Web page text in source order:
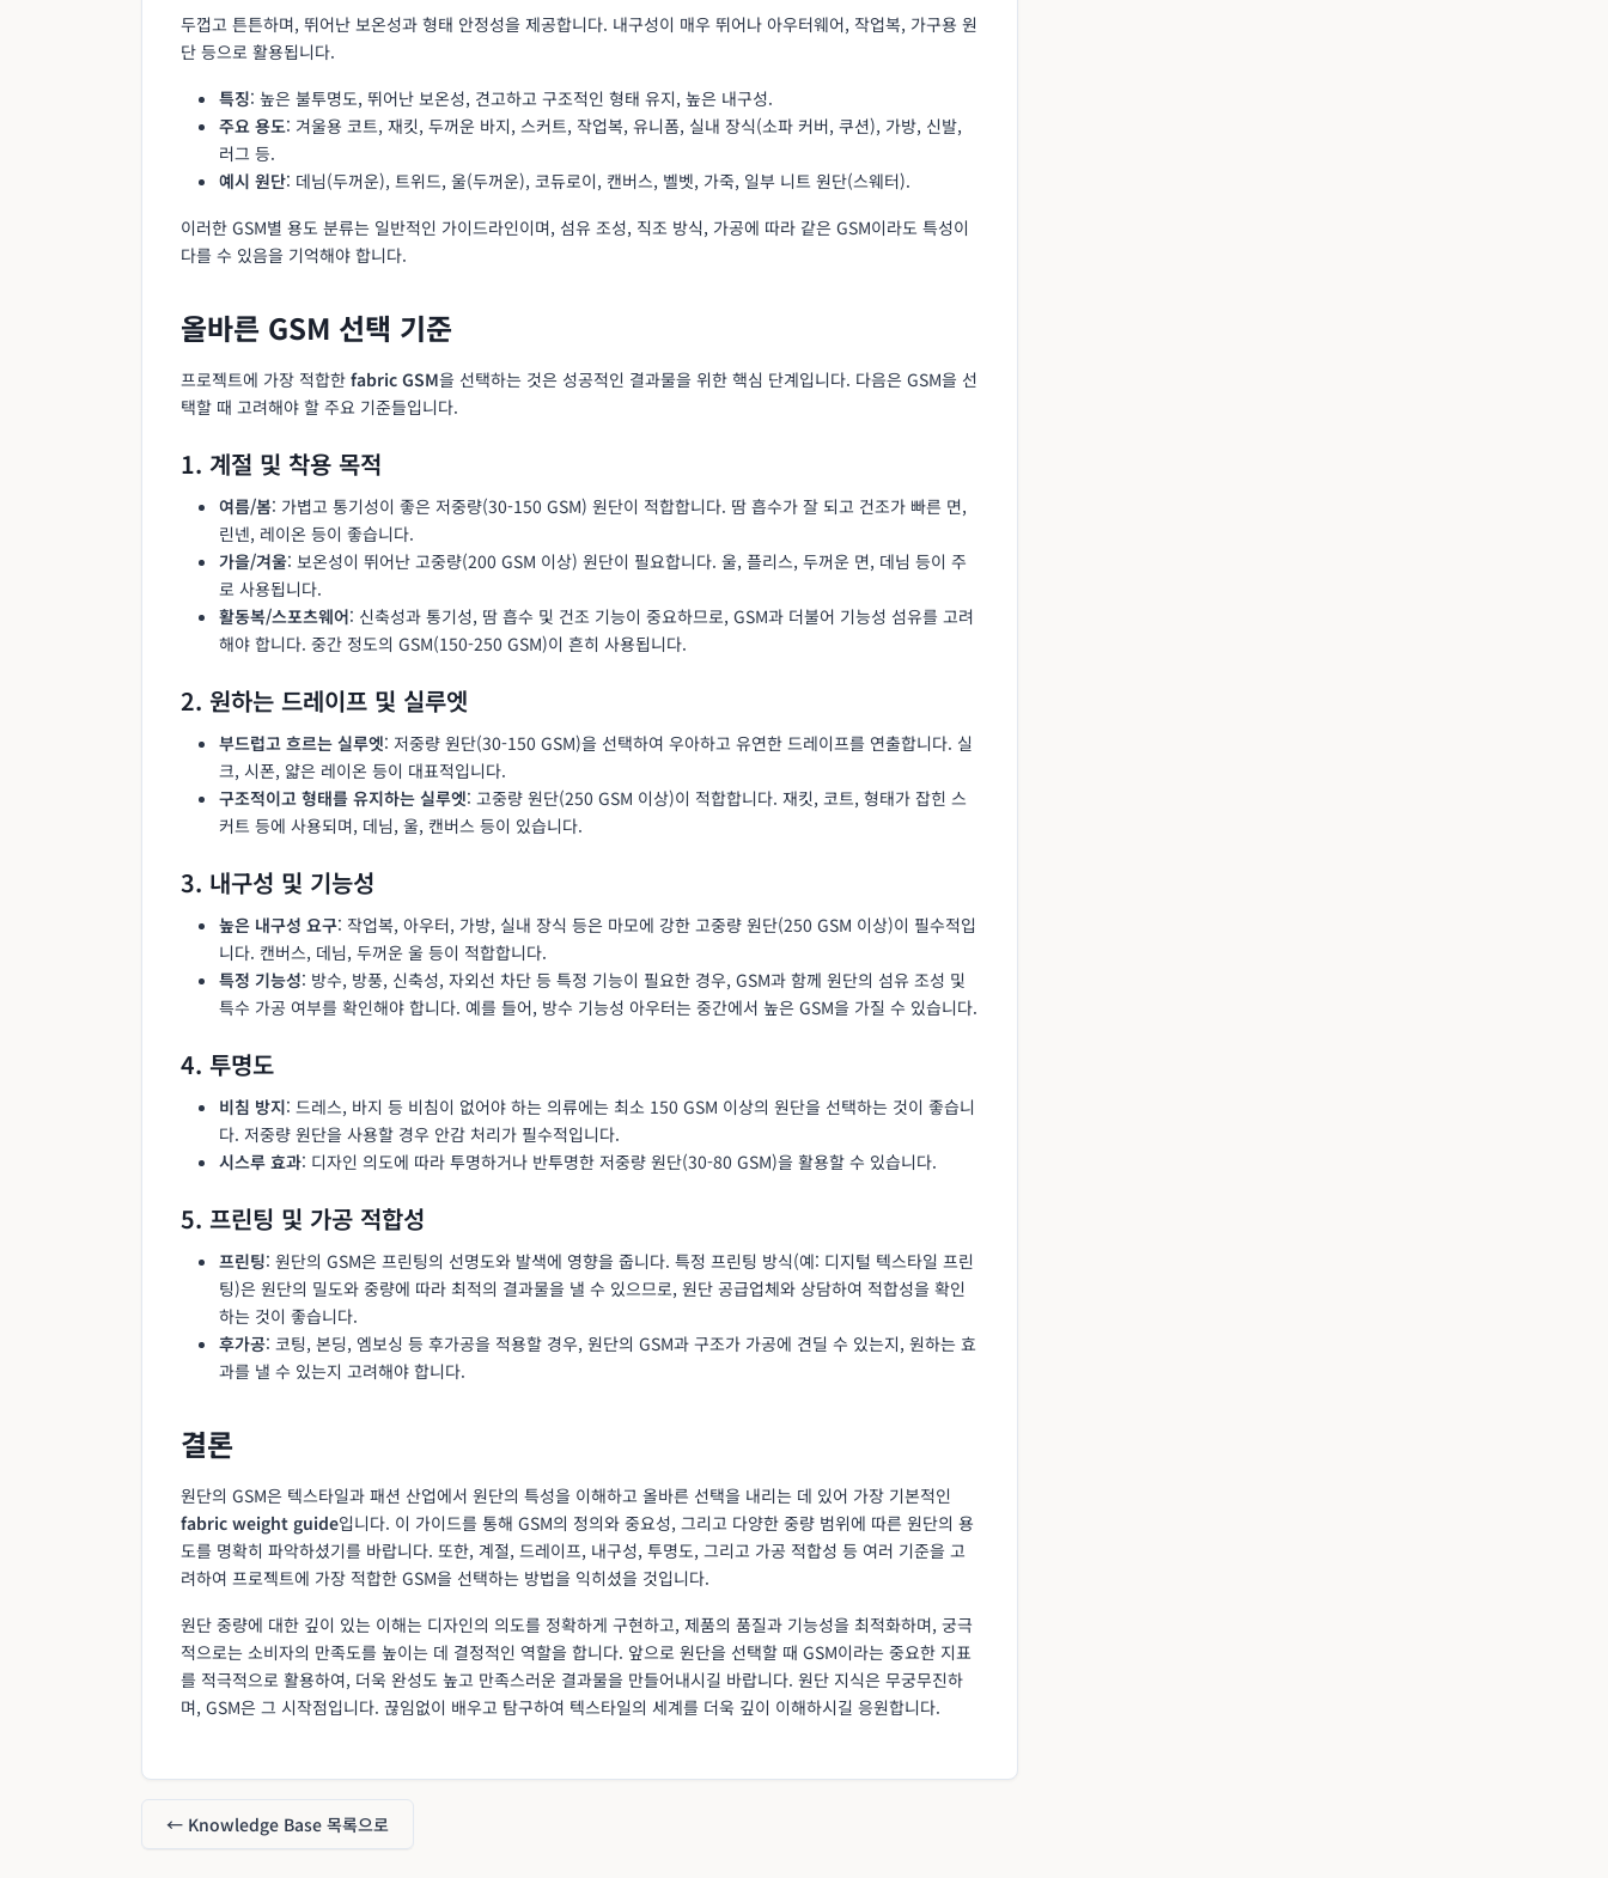
두껍고 튼튼하며, 뛰어난 보온성과 형태 안정성을 제공합니다. 내구성이 매우 뛰어나 아우터웨어, 작업복, 가구용 원
단 등으로 활용됩니다.
특징: 높은 불투명도, 뛰어난 보온성, 견고하고 구조적인 형태 유지, 높은 내구성.
주요 용도: 겨울용 코트, 재킷, 두꺼운 바지, 스커트, 작업복, 유니폼, 실내 장식(소파 커버, 쿠션), 가방, 신발,
러그 등.
예시 원단: 데님(두꺼운), 트위드, 울(두꺼운), 코듀로이, 캔버스, 벨벳, 가죽, 일부 니트 원단(스웨터).
이러한 GSM별 용도 분류는 일반적인 가이드라인이며, 섬유 조성, 직조 방식, 가공에 따라 같은 GSM이라도 특성이
다를 수 있음을 기억해야 합니다.
올바른 GSM 선택 기준
프로젝트에 가장 적합한 fabric GSM을 선택하는 것은 성공적인 결과물을 위한 핵심 단계입니다. 다음은 GSM을 선
택할 때 고려해야 할 주요 기준들입니다.
1. 계절 및 착용 목적
여름/봄: 가볍고 통기성이 좋은 저중량(30-150 GSM) 원단이 적합합니다. 땀 흡수가 잘 되고 건조가 빠른 면,
린넨, 레이온 등이 좋습니다.
가을/겨울: 보온성이 뛰어난 고중량(200 GSM 이상) 원단이 필요합니다. 울, 플리스, 두꺼운 면, 데님 등이 주
로 사용됩니다.
활동복/스포츠웨어: 신축성과 통기성, 땀 흡수 및 건조 기능이 중요하므로, GSM과 더불어 기능성 섬유를 고려
해야 합니다. 중간 정도의 GSM(150-250 GSM)이 흔히 사용됩니다.
2. 원하는 드레이프 및 실루엣
부드럽고 흐르는 실루엣: 저중량 원단(30-150 GSM)을 선택하여 우아하고 유연한 드레이프를 연출합니다. 실
크, 시폰, 얇은 레이온 등이 대표적입니다.
구조적이고 형태를 유지하는 실루엣: 고중량 원단(250 GSM 이상)이 적합합니다. 재킷, 코트, 형태가 잡힌 스
커트 등에 사용되며, 데님, 울, 캔버스 등이 있습니다.
3. 내구성 및 기능성
높은 내구성 요구: 작업복, 아우터, 가방, 실내 장식 등은 마모에 강한 고중량 원단(250 GSM 이상)이 필수적입
니다. 캔버스, 데님, 두꺼운 울 등이 적합합니다.
특정 기능성: 방수, 방풍, 신축성, 자외선 차단 등 특정 기능이 필요한 경우, GSM과 함께 원단의 섬유 조성 및
특수 가공 여부를 확인해야 합니다. 예를 들어, 방수 기능성 아우터는 중간에서 높은 GSM을 가질 수 있습니다.
4. 투명도
비침 방지: 드레스, 바지 등 비침이 없어야 하는 의류에는 최소 150 GSM 이상의 원단을 선택하는 것이 좋습니
다. 저중량 원단을 사용할 경우 안감 처리가 필수적입니다.
시스루 효과: 디자인 의도에 따라 투명하거나 반투명한 저중량 원단(30-80 GSM)을 활용할 수 있습니다.
5. 프린팅 및 가공 적합성
프린팅: 원단의 GSM은 프린팅의 선명도와 발색에 영향을 줍니다. 특정 프린팅 방식(예: 디지털 텍스타일 프린
팅)은 원단의 밀도와 중량에 따라 최적의 결과물을 낼 수 있으므로, 원단 공급업체와 상담하여 적합성을 확인
하는 것이 좋습니다.
후가공: 코팅, 본딩, 엠보싱 등 후가공을 적용할 경우, 원단의 GSM과 구조가 가공에 견딜 수 있는지, 원하는 효
과를 낼 수 있는지 고려해야 합니다.
결론
원단의 GSM은 텍스타일과 패션 산업에서 원단의 특성을 이해하고 올바른 선택을 내리는 데 있어 가장 기본적인
fabric weight guide입니다. 이 가이드를 통해 GSM의 정의와 중요성, 그리고 다양한 중량 범위에 따른 원단의 용
도를 명확히 파악하셨기를 바랍니다. 또한, 계절, 드레이프, 내구성, 투명도, 그리고 가공 적합성 등 여러 기준을 고
려하여 프로젝트에 가장 적합한 GSM을 선택하는 방법을 익히셨을 것입니다.
원단 중량에 대한 깊이 있는 이해는 디자인의 의도를 정확하게 구현하고, 제품의 품질과 기능성을 최적화하며, 궁극
적으로는 소비자의 만족도를 높이는 데 결정적인 역할을 합니다. 앞으로 원단을 선택할 때 GSM이라는 중요한 지표
를 적극적으로 활용하여, 더욱 완성도 높고 만족스러운 결과물을 만들어내시길 바랍니다. 원단 지식은 무궁무진하
며, GSM은 그 시작점입니다. 끊임없이 배우고 탐구하여 텍스타일의 세계를 더욱 깊이 이해하시길 응원합니다.
← Knowledge Base 목록으로